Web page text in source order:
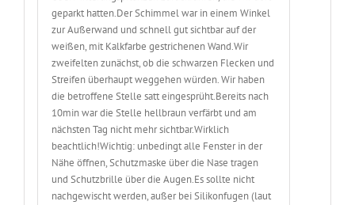
geparkt hatten.Der Schimmel war in einem Winkel
zur Außerwand und schnell gut sichtbar auf der
weißen, mit Kalkfarbe gestrichenen Wand.Wir
zweifelten zunächst, ob die schwarzen Flecken und
Streifen überhaupt weggehen würden. Wir haben
die betroffene Stelle satt eingesprüht.Bereits nach
10min war die Stelle hellbraun verfärbt und am
nächsten Tag nicht mehr sichtbar.Wirklich
beachtlich!Wichtig: unbedingt alle Fenster in der
Nähe öffnen, Schutzmaske über die Nase tragen
und Schutzbrille über die Augen.Es sollte nicht
nachgewischt werden, außer bei Silikonfugen (laut